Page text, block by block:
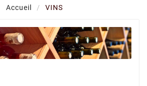
Accueil VINS